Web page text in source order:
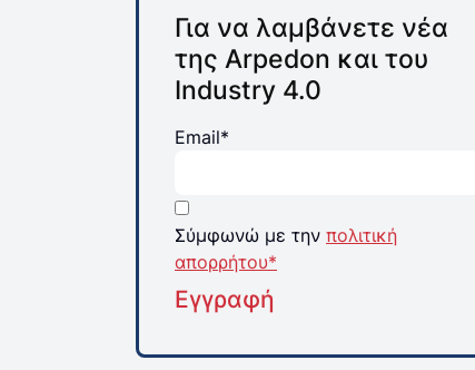
Για να λαμβάνετε νέα
της Arpedon και του
Industry 4.0
Email*
Σύμφωνώ με την πολιτική
απορρήτου*
Εγγραφή